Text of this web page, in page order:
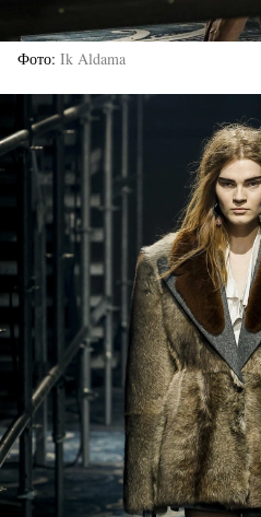
Фото Ik Aldama